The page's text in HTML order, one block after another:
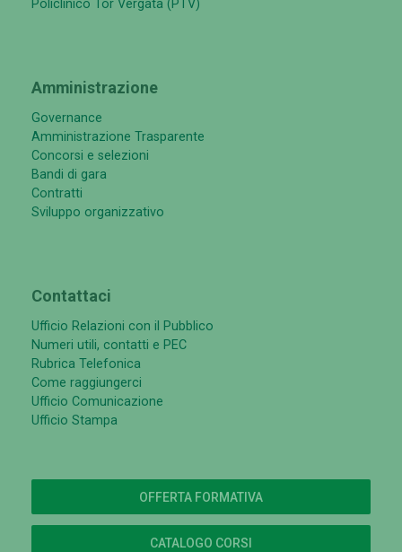
Policlinico Tor Vergata (PTV)
Amministrazione
Governance
Amministrazione Trasparente
Concorsi e selezioni
Bandi di gara
Contratti
Sviluppo organizzativo
Contattaci
Ufficio Relazioni con il Pubblico
Numeri utili, contatti e PEC
Rubrica Telefonica
Come raggiungerci
Ufficio Comunicazione
Ufficio Stampa
OFFERTA FORMATIVA
CATALOGO CORSI